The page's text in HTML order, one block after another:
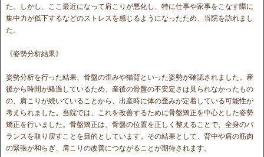
た。しかし、ここ最近になって肩こりが悪化し、特に仕事や家事をこなす際に
集中力が低下するなどのストレスを感じるようになったため、当院を訪れまし
た。
《姿勢分析結果》
姿勢分析を行った結果、骨盤の歪みや猫背といった姿勢が確認されました。産
後から時間が経過しているため、産後の骨盤の不安定さは見られなかったもの
の、肩こりが続いていることから、出産時に体の歪みが定着している可能性が
考えられました。当院では、これを改善するために骨盤矯正を中心とした姿勢
矯正を行いました。骨盤矯正は、骨盤の位置を正しく整えることで、全身のバ
ランスを取り戻すことを目的としています。その結果として、背中や肩の筋肉
の緊張が和らぎ、肩こりの改善につながることが期待されます。